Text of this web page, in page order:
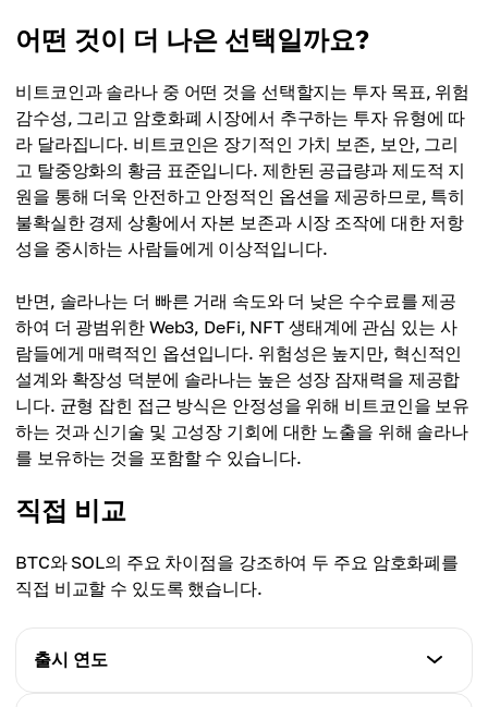
어떤 것이 더 나은 선택일까요?
비트코인과 솔라나 중 어떤 것을 선택할지는 투자 목표, 위험
감수성, 그리고 암호화폐 시장에서 추구하는 투자 유형에 따
라 달라집니다. 비트코인은 장기적인 가치 보존, 보안, 그리
고 탈중앙화의 황금 표준입니다. 제한된 공급량과 제도적 지
원을 통해 더욱 안전하고 안정적인 옵션을 제공하므로, 특히
불확실한 경제 상황에서 자본 보존과 시장 조작에 대한 저항
성을 중시하는 사람들에게 이상적입니다.
반면, 솔라나는 더 빠른 거래 속도와 더 낮은 수수료를 제공
하여 더 광범위한 Web3, DeFi, NFT 생태계에 관심 있는 사
람들에게 매력적인 옵션입니다. 위험성은 높지만, 혁신적인
설계와 확장성 덕분에 솔라나는 높은 성장 잠재력을 제공합
니다. 균형 잡힌 접근 방식은 안정성을 위해 비트코인을 보유
하는 것과 신기술 및 고성장 기회에 대한 노출을 위해 솔라나
를 보유하는 것을 포함할 수 있습니다.
직접 비교
BTC와 SOL의 주요 차이점을 강조하여 두 주요 암호화폐를
직접 비교할 수 있도록 했습니다.
출시 연도